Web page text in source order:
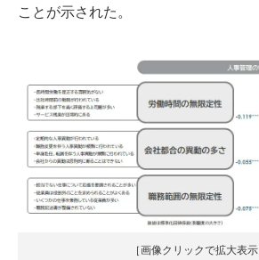
ことが示された。
［画像クリックで拡大表示